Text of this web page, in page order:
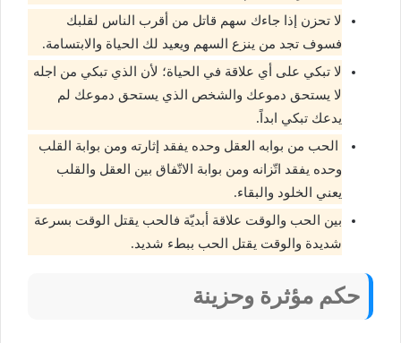
لا تحزن إذا جاءك سهم قاتل من أقرب الناس لقلبك
فسوف تجد من ينزع السهم ويعيد لك الحياة والابتسامة.
لا تبكي على أي علاقة في الحياة؛ لأن الذي تبكي من اجله
لا يستحق دموعك والشخص الذي يستحق دموعك لم
يدعك تبكي ابداً.
الحب من بوابه العقل وحده يفقد إثارته ومن بوابة القلب
وحده يفقد اتّزانه ومن بوابة الاتّفاق بين العقل والقلب
يعني الخلود والبقاء.
بين الحب والوقت علاقة أبديّة فالحب يقتل الوقت بسرعة
شديدة والوقت يقتل الحب ببطء شديد.
حكم مؤثرة وحزينة